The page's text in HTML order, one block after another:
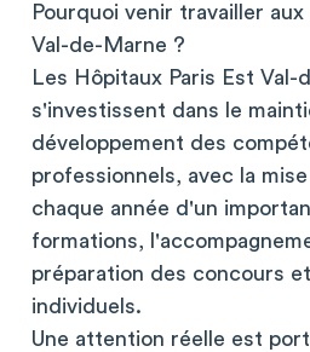
Pourquoi venir travailler
Val-de-Marne ?
Les Hôpitaux Paris Est Val-
s'investissent dans le
développement des
professionnels, avec la
chaque année d'un
formations,
préparation des concours
individuels.
Une attention réelle est